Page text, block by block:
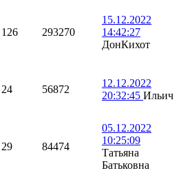
126 293270
15.12.2022
14:42:27
ДонКихот
24 56872
12.12.2022
20:32:45 Ильич
29 84474
05.12.2022
10:25:09
Татьяна
Батьковна